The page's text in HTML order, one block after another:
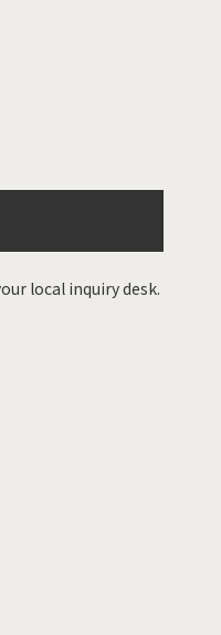
local inquiry desk.